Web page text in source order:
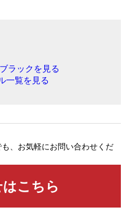
ラックを見る
一覧を見る
、お気軽にお問い合わせくだ